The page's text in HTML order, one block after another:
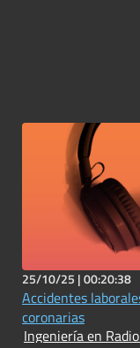
25/10/25 |00:20:38
Accidentes
coronarias
Ingeniería en